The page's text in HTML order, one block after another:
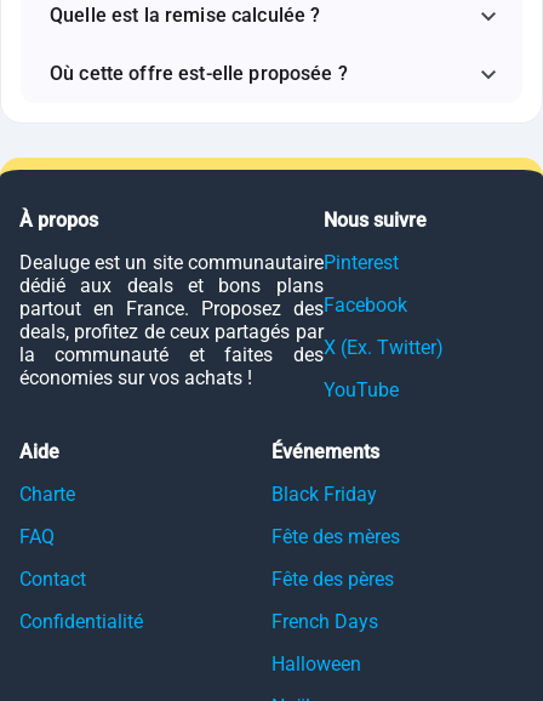
Quelle est la remise calculée ?
Où cette offre est-elle proposée ?
À propos
Dealuge est un site communautaire
dédié aux deals et bons plans
partout en France. Proposez des
deals, profitez de ceux partagés par
la communauté et faites des
économies sur vos achats !
Nous suivre
Pinterest
Facebook
X (Ex. Twitter)
YouTube
Aide
Charte
FAQ
Contact
Confidentialité
Événements
Black Friday
Fête des mères
Fête des pères
French Days
Halloween